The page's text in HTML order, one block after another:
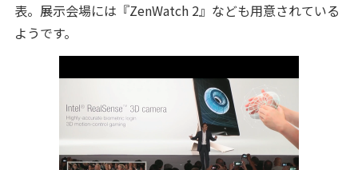
表。展示会場には『ZenWatch 2』なども用意されている
ようです。